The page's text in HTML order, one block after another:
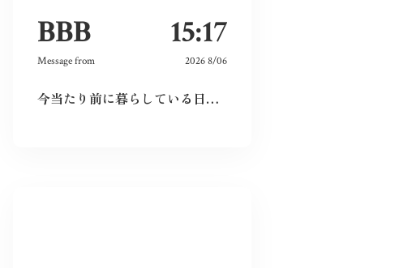
BBB 15:17
Message from 2026 8/06
今当たり前に暮らしている日々が特別なものに感じた。暗い気持ちになることなく、とても前向きにこれからの未来を精一杯生きて作りたいと感じました。